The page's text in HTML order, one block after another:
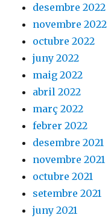
desembre 2022
novembre 2022
octubre 2022
juny 2022
maig 2022
abril 2022
març 2022
febrer 2022
desembre 2021
novembre 2021
octubre 2021
setembre 2021
juny 2021